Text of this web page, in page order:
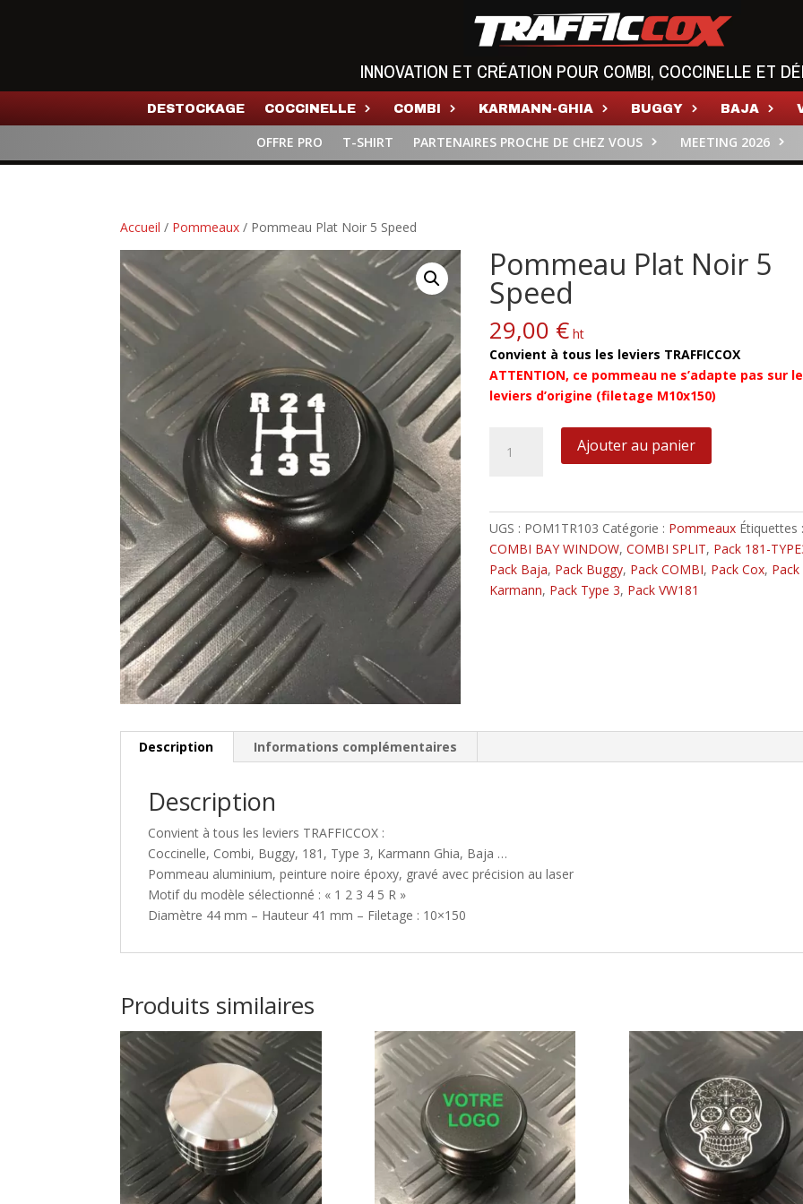
INNOVATION ET CRÉATION POUR COMBI, COCCINELLE ET
DESTOCKAGE COCCINELLE COMBI KARMANN-GHIA BUGGY BAJA
OFFRE PRO T-SHIRT PARTENAIRES PROCHE DE CHEZ VOUS MEETING 2026
Accueil / Pommeaux / Pommeau Plat Noir 5 Speed
Pommeau Plat Noir 5
Speed
29,00 € ht
Convient à tous les leviers TRAFFICCOX
ATTENTION, ce pommeau ne s’adapte pas sur
leviers d’origine (filetage M10x150)
Speed
Ajouter au panier
UGS : POM1TR103 Catégorie : Pommeaux Étiquettes :
COMBI BAY WINDOW,COMBI SPLIT, Pack 181-
Pack Baja, Pack Buggy, Pack COMBI, Pack Cox, Pack
Karmann, Pack Type 3, Pack VW181
Description Informations complémentaires
Description
Convient à tous les leviers TRAFFICCOX :
Coccinelle, Combi, Buggy, 181, Type 3, Karmann Ghia, Baja …
Pommeau aluminium, peinture noire époxy, gravé avec précision au laser
Motif du modèle sélectionné : « 1 2 3 4 5 R »
Diamètre 44 mm – Hauteur 41 mm – Filetage : 10×150
Produits similaires